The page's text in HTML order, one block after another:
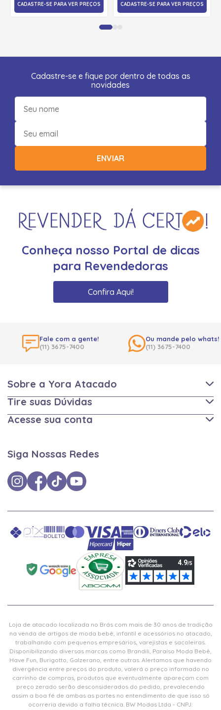
CADASTRE-SE PARA VER PREÇOS CADASTRE-SE PARA VER PREÇOS
Cadastre-se e fique por dentro de todas as
novidades
ENVIAR
Conheça nosso Portal de dicas
para Revendedoras
Confira Aqui!
Fale com a gente!
(11) 3675-7400
Ou mande pelo whats!
(11) 3675-7400
Sobre a Yora Atacado
Tire suas Dúvidas
Acesse sua conta
Siga Nossas Redes
Loja de atacado localizada no Brás com mais de 30 anos de tradição
na venda de artigos de moda bebê, infantil e acessórios no atacado,
trabalhando com pequenos empresários, varejistas e sacoleiras.
Disponibilizando diversas marcas como Brandili, Paraíso Moda Bebê,
Have Fun, Burigotto, Galzerano, entre outras. Alertamos que havendo
divergência entre preços do produto, valerá o preço informado no
carrinho de compras, produtos que eventualmente apareçam com
preço zerado serão desconsiderados do pedido, prevalecendo
assim a boa fé de ambas as partes no entendimento de que isso só
ocorreria devido a falha técnica. BW Modas Ltda - CNPJ: